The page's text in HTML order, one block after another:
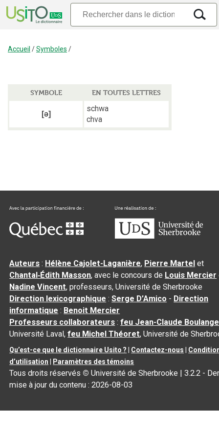
Accueil /Symboles /
SYMBOLE EN TOUTES LETTRES
[ə]
schwa
chva
Auteurs : Hélène Cajolet-Laganière, Pierre Martel et
Chantal‑Édith Masson, avec le concours de Louis Mercier
Nadine Vincent, professeurs, Université de Sherbrooke
Direction lexicographique :Serge D’Amico - Direction
informatique : Benoit Mercier
Professeurs collaborateurs :feu Jean-Claude
Université Laval,feu Michel Théoret, Université de
Qu’est-ce que le dictionnaire Usito ? Contactez-nous
d’utilisation
Paramètres des témoins
Tous droits réservés © Université de Sherbrooke |3.2.2 -
mise à jour du contenu :2026-08-03